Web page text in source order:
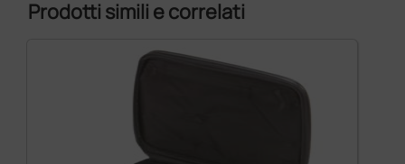
Prodotti simili e correlati